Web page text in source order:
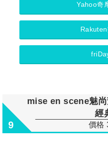
Yahoo奇
9
mise en scene魅
經
價格